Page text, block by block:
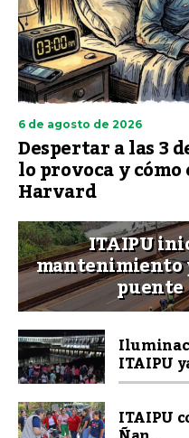
6 de agosto de 2026
Despertar a las 3
lo provoca y
Harvard
ITAIPU
ITAIPU
ITAIPU